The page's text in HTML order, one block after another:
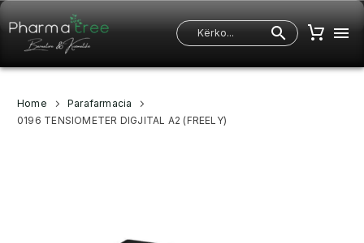
Home
Parafarmacia
0196 TENSIOMETER DIGJITAL A2 (FREELY)